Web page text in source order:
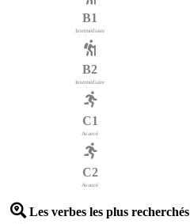
B1
Intermédiaire
B2
Intermédiaire
C1
Avancé
C2
Avancé
Les verbes les plus recherchés